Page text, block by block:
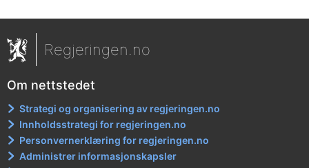
Regjeringen.no
Om nettstedet
Strategi og organisering av regjeringen.no
Innholdsstrategi for regjeringen.no
Personvernerklæring for regjeringen.no
Administrer informasjonskapsler